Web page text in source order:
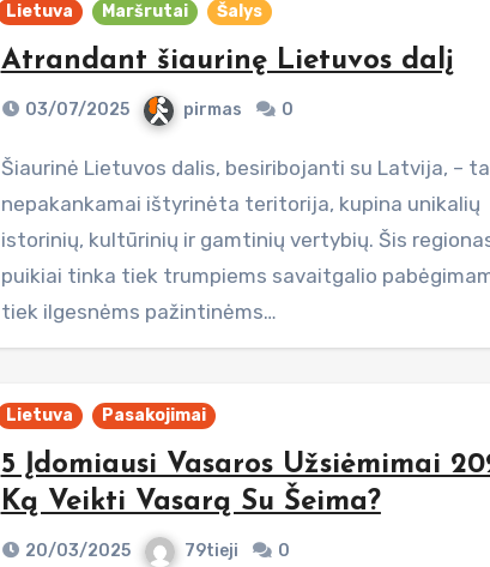
Lietuva Maršrutai Šalys
Atrandant šiaurinę Lietuvos dalį
03/07/2025 pirmas 0
Šiaurinė Lietuvos dalis, besiribojanti su Latvija, – tai dar
nepakankamai ištyrinėta teritorija, kupina unikalių
istorinių, kultūrinių ir gamtinių vertybių. Šis
puikiai tinka tiek trumpiems savaitgalio
tiek ilgesnėms pažintinėms…
Lietuva Pasakojimai
5 Įdomiausi Vasaros Užsiėmimai
Ką Veikti Vasarą Su Šeima?
20/03/2025 79tieji 0